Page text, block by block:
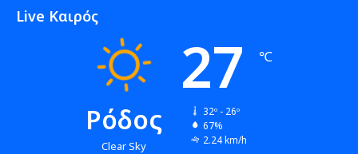
Live Καιρός
Ρόδος
Clear Sky
27 ℃
32º - 26º
67%
2.24 km/h